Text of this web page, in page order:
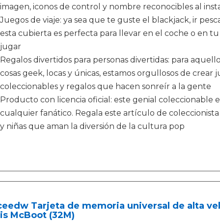
imagen, iconos de control y nombre reconocibles al
Juegos de viaje: ya sea que te guste el blackjack, ir
esta cubierta es perfecta para llevar en el coche o en
jugar
Regalos divertidos para personas divertidas: para
cosas geek, locas y únicas, estamos orgullosos de crear
coleccionables y regalos que hacen sonreír a la gente
Producto con licencia oficial: este genial coleccionable
cualquier fanático. Regala este artículo de coleccionista
y niñas que aman la diversión de la cultura pop
Tarjeta de memoria universal de alta
McBoot (32M)